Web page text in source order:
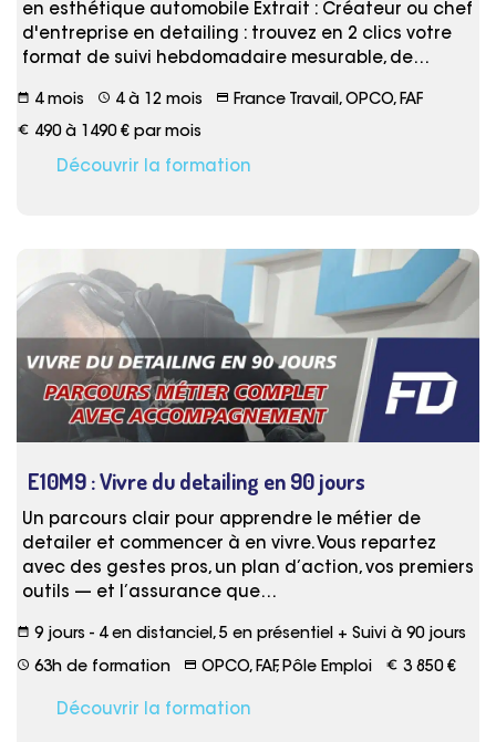
en esthétique automobile Extrait : Créateur ou chef
d'entreprise en detailing : trouvez en 2 clics votre
format de suivi hebdomadaire mesurable, de…
date_range 4 mois schedule 4 à 12 mois credit_card France Travail, OPCO, FAF
euro_symbol 490 à 1490 € par mois
Découvrir la formation
E10M9 : Vivre du detailing en 90 jours
Un parcours clair pour apprendre le métier de
detailer et commencer à en vivre. Vous repartez
avec des gestes pros, un plan d’action, vos premiers
outils — et l’assurance que…
date_range 9 jours - 4 en distanciel, 5 en présentiel + Suivi à 90 jours
schedule 63h de formation credit_card OPCO, FAF, Pôle Emploi euro_symbol 3 850 €
Découvrir la formation